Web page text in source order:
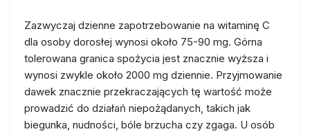
Zazwyczaj dzienne zapotrzebowanie na witaminę C
dla osoby dorosłej wynosi około 75-90 mg. Górna
tolerowana granica spożycia jest znacznie wyższa i
wynosi zwykle około 2000 mg dziennie. Przyjmowanie
dawek znacznie przekraczających tę wartość może
prowadzić do działań niepożądanych, takich jak
biegunka, nudności, bóle brzucha czy zgaga. U osób